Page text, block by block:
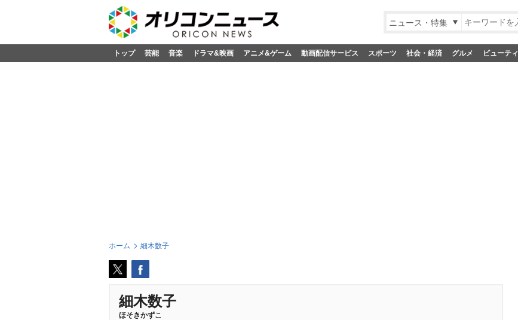
ニュース・特集
トップ 芸能 音楽 ドラマ&映画 アニメ&ゲーム 動画配信サービス スポーツ 社会・経済 グルメ ビューティ
ホーム 細木数子
細木数子
ほそきかずこ